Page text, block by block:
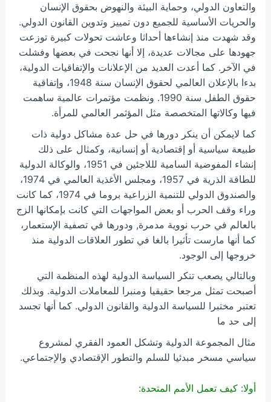
والتعاون الدولي، وحماية البيئة والنهوض بحقوق الإنسان
والحريات الأساسية للجميع دون تمييز وتدوين القانون الدولي.
وقد شهدت منذ إنشاءها أحداثا وعاشت تحولات كبيرة توزعت
جهودها على مجالات عديدة، إلا أنها نجحت في بعضها وفشلت
في الآخر. كما أعدت العديد من الإعلانات والإتفاقيات الدولية،
بدءا بالإعلان العالمي لحقوق الإنسان سنة 1948، وإتفاقية
حقوق الطفل سنة 1990. ونظمت مؤتمرات عالمية ساهمت
فيها وكالاتها المتخصصة مثل المؤثمر العالمي للمرأة.
كما لايمكن أن ينكر دورها في حل عدة مشاكل دولية ذات
طبيعة سياسية أو إقتصادية أو إنسانية، وكمثال على ذلك
إنشاء المفوضية السامية لللاجئين في 1951، والوكالة الدولية
للطاقة الذرية في 1957، ومجلس الأغذية العالمي في 1974،
والصندوق الدولي للتنمية الزراعية بروما في 1974، كما كانت
وراء وقف الحرب أو بعض المواجهات التي كانت بإمكانها الزج
بالعالم في حرب نووية مدمرة, ودورها في تصفية الإستعمار،
كما أنها مارست تأثيرا بالغا في تطور العلاقات الدولية منذ
خروجها إلى الوجود.
وبالتالي يصعب تنكر السياسة الدولية لهذه المنظمة التي
أصبحت تمثل مرجعا حقيقيا ومنبرا للمعاملات الدولية. وبذلك
تعتبر مختبرا للسياسة الدولية والقانون الدولي. كما أنها تجسد
إلى حد ما
مثال المجموعة الدولية وتشكل العمود الفقري لمشروع
سياسي مسخر مبدئيا للسلم والتطور الإقتصادي والإجتماعي.
أولا: كيف تعمل الأمم المتحدة: